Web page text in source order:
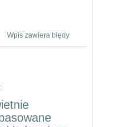
Wpis zawiera błędy